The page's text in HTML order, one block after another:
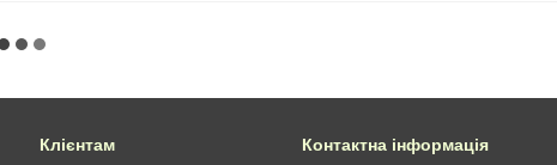
Клієнтам Контактна інформація